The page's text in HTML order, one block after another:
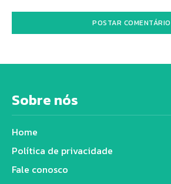
Sobre nós
Home
Política de privacidade
Fale conosco